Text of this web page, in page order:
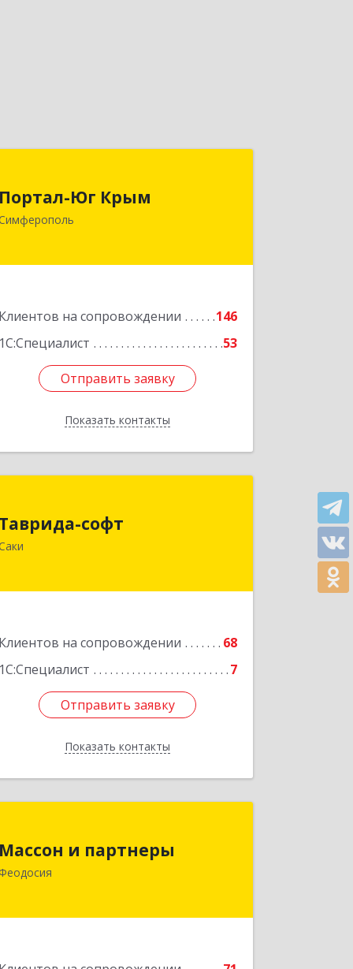
Портал-Юг Крым
Клиентов на сопровождении
146
1С:Специалист
53
Отправить заявку
Показать контакты
295015, Крым Респ, Симферополь г,
Подробнее
Отправить заявку
Назад
Таврида-софт
Клиентов на сопровождении
68
1С:Специалист
7
Отправить заявку
Показать контакты
296574, Крым Респ, м.р-н Сакский с.п.
Новофедоровское, Новофедоровка
Отправить заявку
Назад
Массон и партнеры
298112, Крым Респ, Феодосия г,
Подробнее